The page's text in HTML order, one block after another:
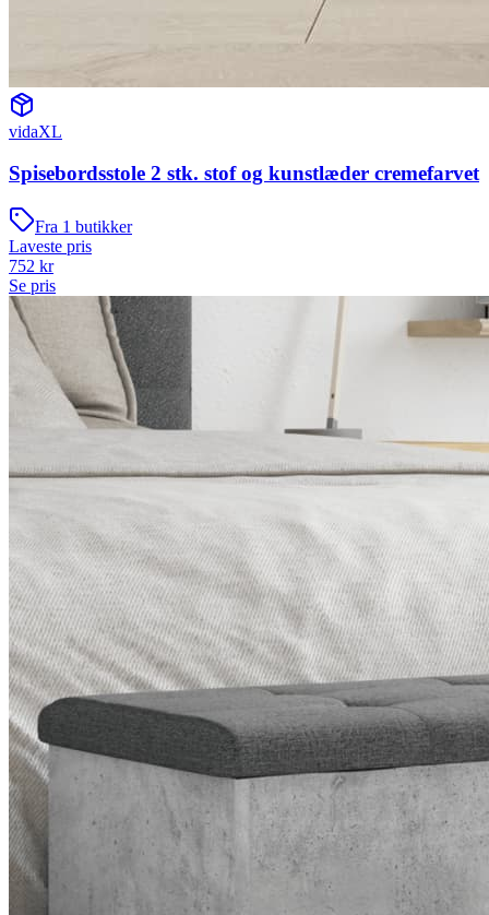
vidaXL
Spisebordsstole 2 stk. stof og kunstlæder cremefarvet
Fra 1 butikker
Laveste pris
752 kr
Se pris